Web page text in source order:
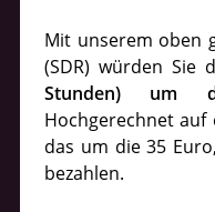
Mit unserem oben
(SDR) würden Sie
Stunden) um
Hochgerechnet auf
das um die 35
bezahlen.